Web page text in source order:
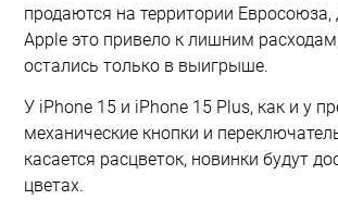
продаются на территории
Apple это привело к лишним
остались только в выигрыше.
У iPhone 15 и iPhone 15 Plus, как и у
механические кнопки и
касается расцветок, новинки будут
цветах.